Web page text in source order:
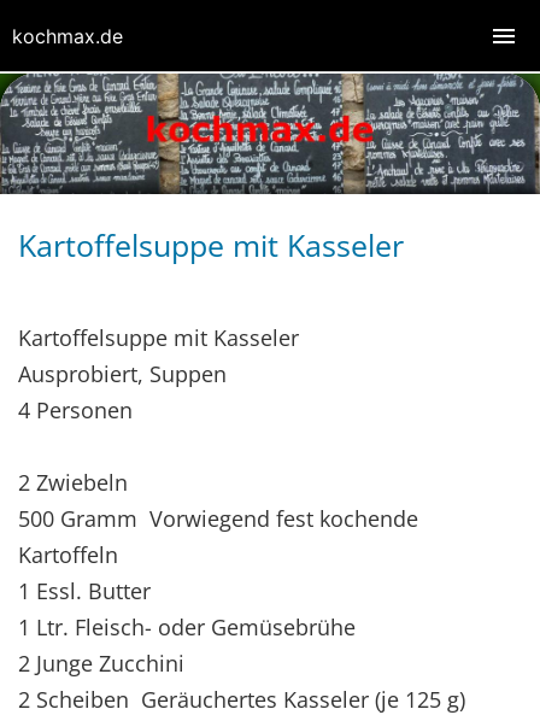
Kartoffelsuppe mit Kasseler
Kartoffelsuppe mit Kasseler
Ausprobiert, Suppen
4 Personen
2 Zwiebeln
500 Gramm Vorwiegend fest kochende
Kartoffeln
1 Essl. Butter
1 Ltr. Fleisch- oder Gemüsebrühe
2 Junge Zucchini
2 Scheiben Geräuchertes Kasseler (je 125 g)
kochmax.de